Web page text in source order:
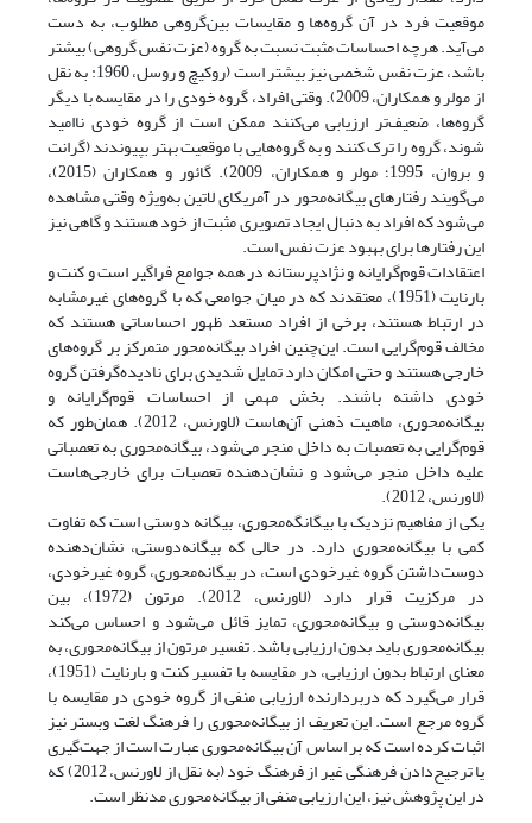
موقعیت فرد در آن گروه‌ها و مقایسات بین‌گروهی مطلوب، به دست
می‌آید. هرچه احساسات مثبت نسبت به گروه (عزت نفس گروهی) بیشتر
باشد، عزت نفس شخصی نیز بیشتر است (روکیچ و روسل، 1960: به نقل
از مولر و همکاران، 2009). وقتی افراد، گروه خودی را در مقایسه با دیگر
گروه‌ها، ضعیف‌تر ارزیابی می‌کنند ممکن است از گروه خودی ناامید
شوند، گروه را ترک کنند و به گروه‌هایی با موقعیت بهتر بپیوندند (گرانت
و بروان، 1995؛ مولر و همکاران، 2009). گائور و همکاران (2015)،
می‌گویند رفتارهای بیگانه‌محور در آمریکای لاتین به‌ویژه وقتی مشاهده
می‌شود که افراد به دنبال ایجاد تصویری مثبت از خود هستند و گاهی نیز
این رفتارها برای بهبود عزت نفس است.
اعتقادات قوم‌گرایانه و نژادپرستانه در همه جوامع فراگیر است و کنت و
بارنایت (1951)، معتقدند که در میان جوامعی که با گروه‌های غیرمشابه
در ارتباط هستند، برخی از افراد مستعد ظهور احساساتی هستند که
مخالف قوم‌گرایی است. این‌چنین افراد بیگانه‌محور متمرکز بر گروه‌های
خارجی هستند و حتی امکان دارد تمایل شدیدی برای نادیده‌گرفتن گروه
خودی داشته باشند. بخش مهمی از احساسات قوم‌گرایانه و
بیگانه‌محوری، ماهیت ذهنی آن‌هاست (لاورنس، 2012). همان‌طور که
قوم‌گرایی به تعصبات به داخل منجر می‌شود، بیگانه‌محوری به تعصباتی
علیه داخل منجر می‌شود و نشان‌دهنده تعصبات برای خارجی‌هاست
(لاورنس، 2012).
یکی از مفاهیم نزدیک با بیگانگه‌محوری، بیگانه دوستی است که تفاوت
کمی با بیگانه‌محوری دارد. در حالی که بیگانه‌دوستی، نشان‌دهنده
دوست‌داشتن گروه غیرخودی است، در بیگانه‌محوری، گروه غیرخودی،
در مرکزیت قرار دارد (لاورنس، 2012). مرتون (1972)، بین
بیگانه‌دوستی و بیگانه‌محوری، تمایز قائل می‌شود و احساس می‌کند
بیگانه‌محوری باید بدون ارزیابی باشد. تفسیر مرتون از بیگانه‌محوری، به
معنای ارتباط بدون ارزیابی، در مقایسه با تفسیر کنت و بارنایت (1951)،
قرار می‌گیرد که دربردارنده ارزیابی منفی از گروه خودی در مقایسه با
گروه مرجع است. این تعریف از بیگانه‌محوری را فرهنگ لغت وبستر نیز
اثبات کرده است که بر اساس آن بیگانه‌محوری عبارت است از جهت‌گیری
یا ترجیح‌دادن فرهنگی غیر از فرهنگ خود (به نقل از لاورنس، 2012) که
در این پژوهش نیز، این ارزیابی منفی از بیگانه‌محوری مدنظر است.